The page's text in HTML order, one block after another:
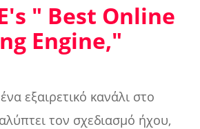
" Best Online
Engine,"
εξαιρετικό κανάλι στο
τον σχεδιασμό ήχου,